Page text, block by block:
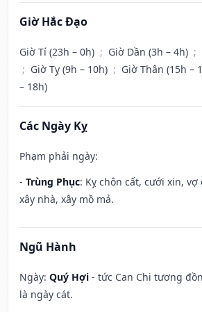
Giờ Hắc Đạo
Giờ Tí (23h – 0h) ; Giờ Dần (3h – 4h) ;
; Giờ Tỵ (9h – 10h) ; Giờ Thân (15h –
– 18h)
Các Ngày Kỵ
Phạm phải ngày:
- Trùng Phục: Kỵ chôn cất, cưới xin,
xây nhà, xây mồ mả.
Ngũ Hành
Ngày: Quý Hợi - tức Can Chi tương
là ngày cát.